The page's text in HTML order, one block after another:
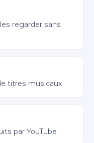
regarder sans
titres musicaux
par YouTube